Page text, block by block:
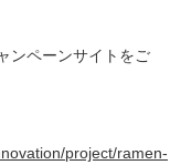
ペーンサイトをご
project/ramen-